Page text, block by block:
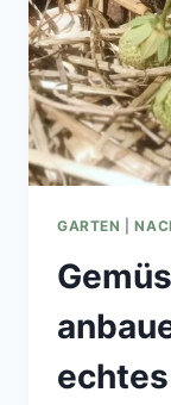
GARTEN |
echtes